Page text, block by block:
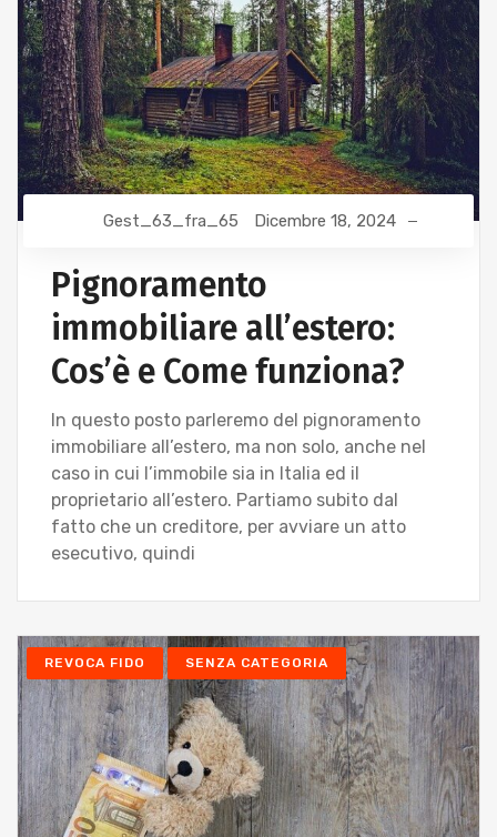
Gest_63_fra_65 Dicembre 18, 2024
Pignoramento
immobiliare all’estero:
Cos’è e Come funziona?
In questo posto parleremo del pignoramento
immobiliare all’estero, ma non solo, anche nel
caso in cui l’immobile sia in Italia ed il
proprietario all’estero. Partiamo subito dal
fatto che un creditore, per avviare un atto
esecutivo, quindi
REVOCA FIDO SENZA CATEGORIA